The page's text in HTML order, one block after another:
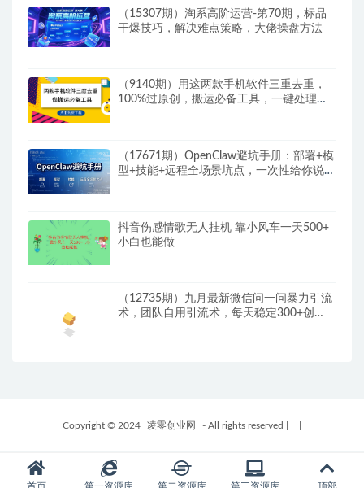
（15307期）淘系高阶运营-第70期，标品
干爆技巧，解决难点策略，大佬操盘方法
（9140期）用这两款手机软件三重去重，
100%过原创，搬运必备工具，一键处理不
（17671期）OpenClaw避坑手册：部署+模
型+技能+远程全场景坑点，一次性给你说
抖音伤感情歌无人挂机 靠小风车一天500+
小白也能做
（12735期）九月最新微信问一问暴力引流
术，团队自用引流术，每天稳定300+创…
Copyright © 2024 凌零创业网 - All rights reserved